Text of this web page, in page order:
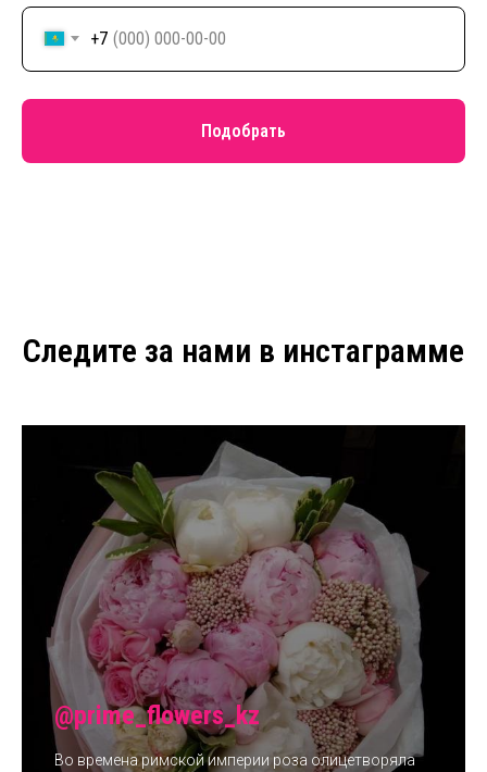
+7
Подобрать
Следите за нами в инстаграмме
@prime_flowers_kz
Во времена римской империи роза олицетворяла